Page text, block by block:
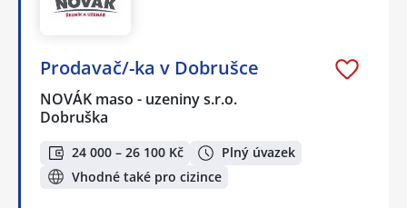
Prodavač/-ka v Dobrušce
NOVÁK maso - uzeniny s.r.o.
Dobruška
24 000 – 26 100 Kč
Plný úvazek
Vhodné také pro cizince